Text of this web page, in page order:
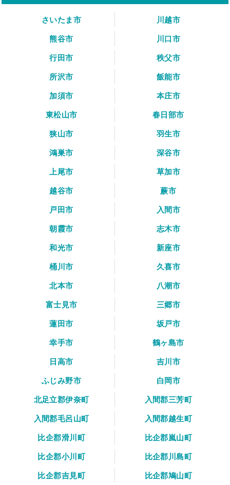
さいたま市
川越市
熊谷市
川口市
行田市
秩父市
所沢市
飯能市
加須市
本庄市
東松山市
春日部市
狭山市
羽生市
鴻巣市
深谷市
上尾市
草加市
越谷市
蕨市
戸田市
入間市
朝霞市
志木市
和光市
新座市
桶川市
久喜市
北本市
八潮市
富士見市
三郷市
蓮田市
坂戸市
幸手市
鶴ヶ島市
日高市
吉川市
ふじみ野市
白岡市
北足立郡伊奈町
入間郡三芳町
入間郡毛呂山町
入間郡越生町
比企郡滑川町
比企郡嵐山町
比企郡小川町
比企郡川島町
比企郡吉見町
比企郡鳩山町